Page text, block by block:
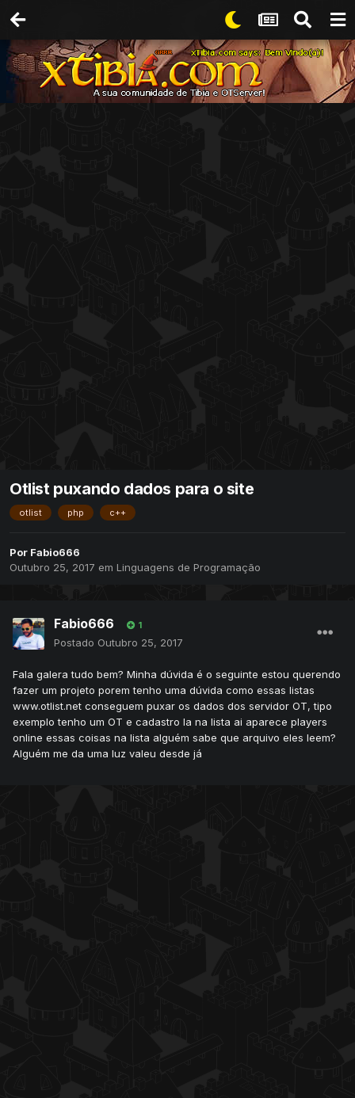
Otlist puxando dados para o site
otlist php c++
Por Fabio666
Outubro 25, 2017 em Linguagens de Programação
Fabio666 1
Postado Outubro 25, 2017
Fala galera tudo bem? Minha dúvida é o seguinte estou querendo
fazer um projeto porem tenho uma dúvida como essas listas
www.otlist.net conseguem puxar os dados dos servidor OT, tipo
exemplo tenho um OT e cadastro la na lista ai aparece players
online essas coisas na lista alguém sabe que arquivo eles leem?
Alguém me da uma luz valeu desde já